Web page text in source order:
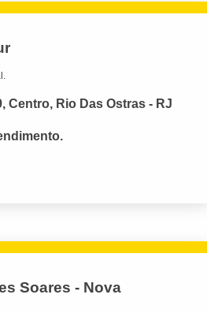
Centro, Rio Das Ostras - RJ
Soares - Nova